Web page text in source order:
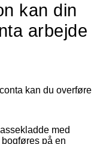
kan din
arbejde
kan du overføre
med
på en